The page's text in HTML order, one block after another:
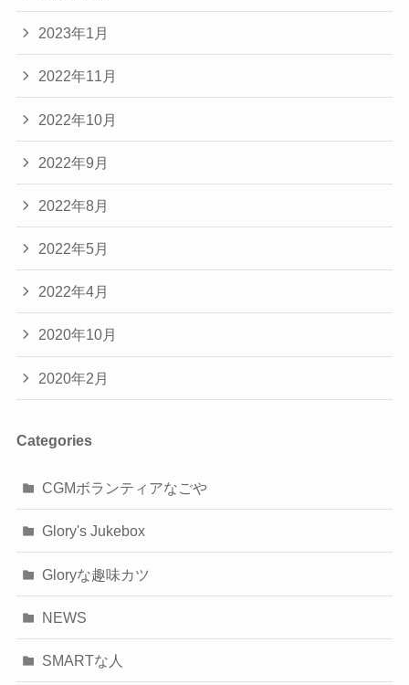
2023年1月
2022年11月
2022年10月
2022年9月
2022年8月
2022年5月
2022年4月
2020年10月
2020年2月
Categories
CGMボランティアなごや
Glory's Jukebox
Gloryな趣味カツ
NEWS
SMARTな人